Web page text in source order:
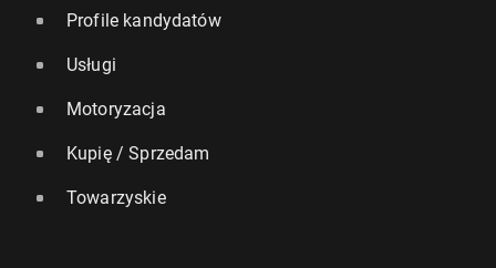
Profile kandydatów
Usługi
Motoryzacja
Kupię / Sprzedam
Towarzyskie